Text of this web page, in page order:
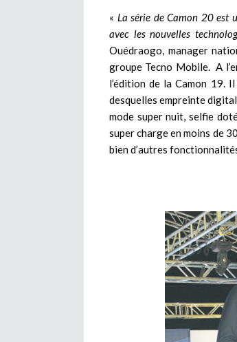
« La série de Camon 20 est
avec les nouvelles
Ouédraogo, manager
groupe Tecno Mobile. A
l’édition de la Camon 19.
desquelles empreinte
mode super nuit, selfie
super charge en moins de
bien d’autres